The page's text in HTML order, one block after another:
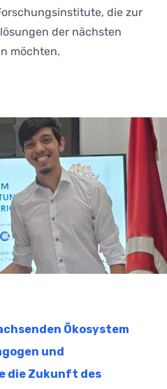
die zur
der nächsten
möchten.
Ökosystem
und
die Zukunft des